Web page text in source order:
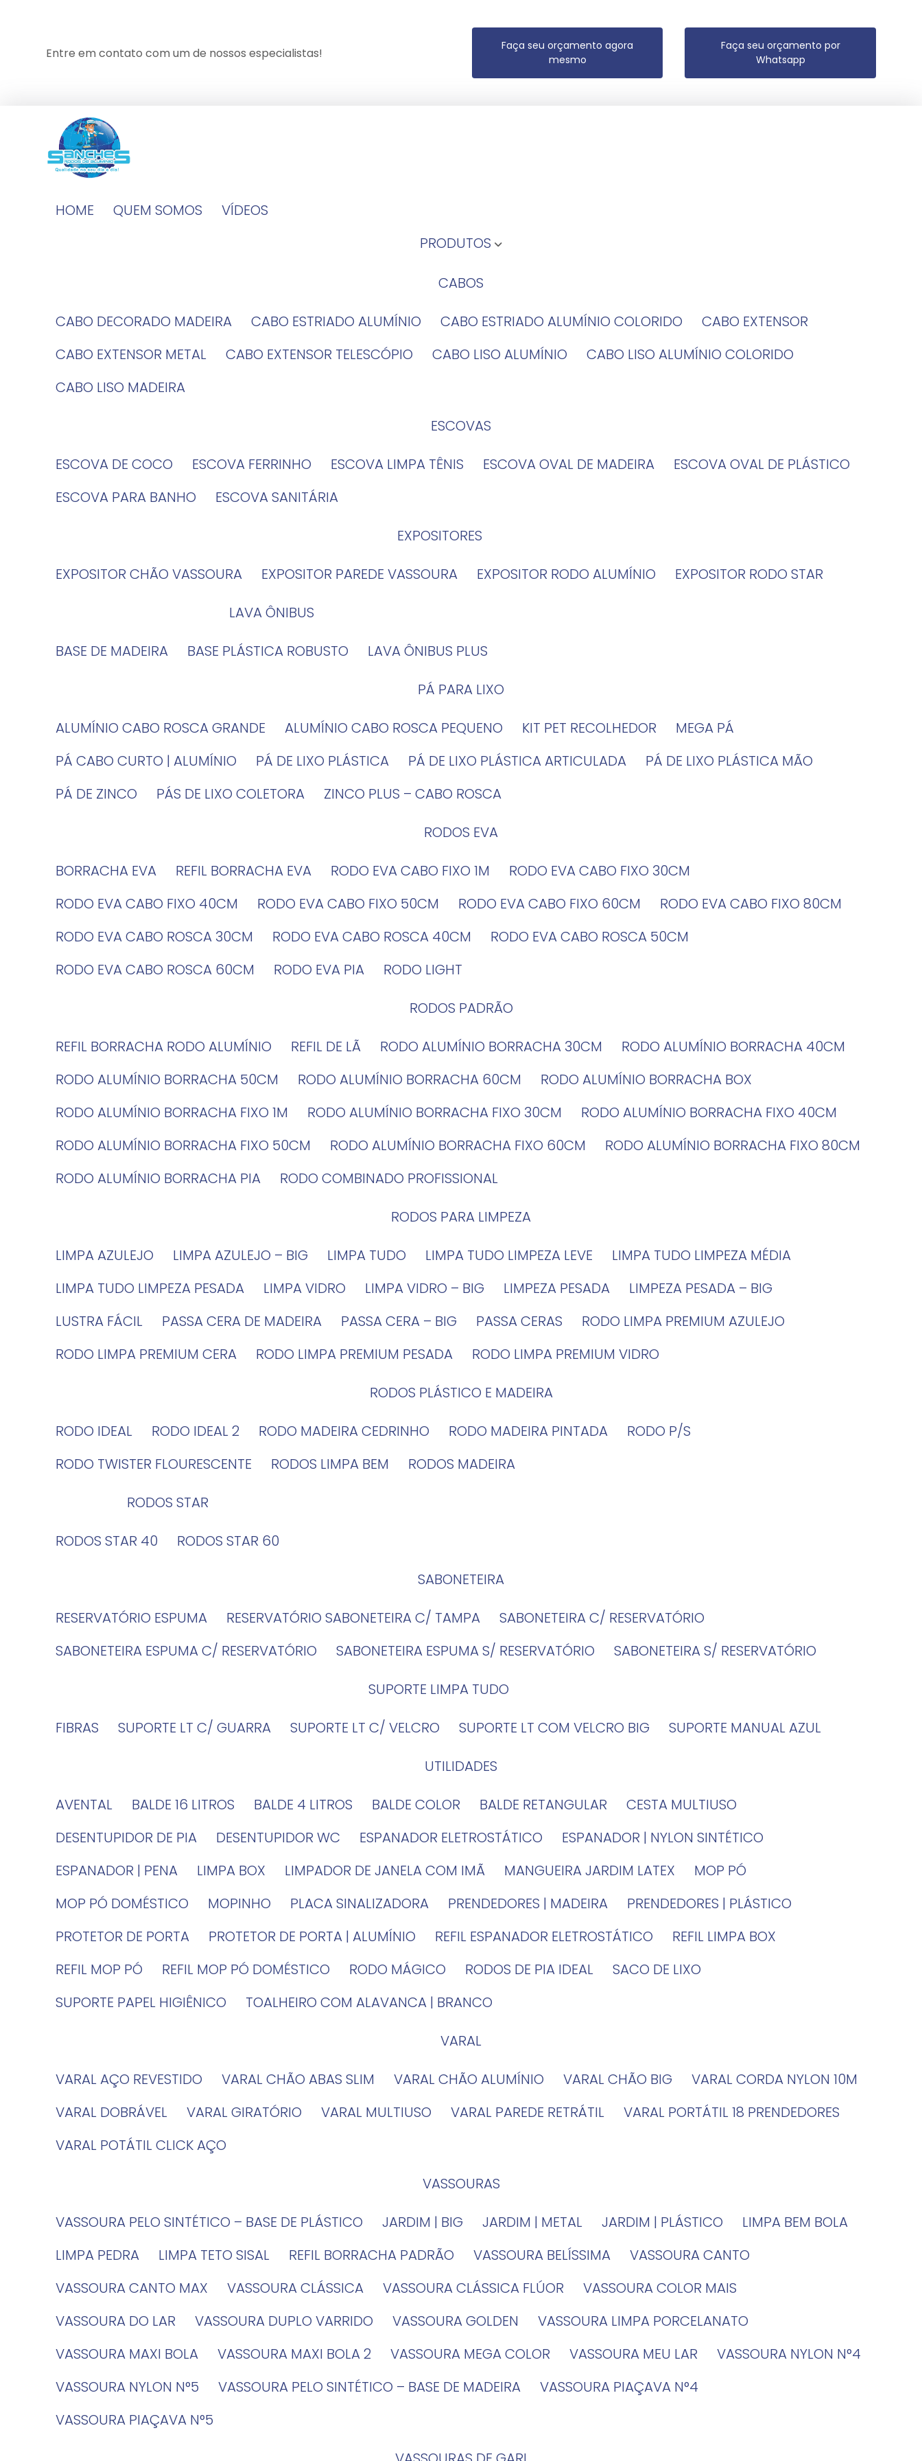
Entre em contato com um de nossos especialistas!
Faça seu orçamento agora
mesmo
Faça seu orçamento por
Whatsapp
HOME QUEM SOMOS
VÍDEOS
PRODUTOS
CABOS
CABO DECORADO MADEIRA
CABO ESTRIADO ALUMÍNIO CABO ESTRIADO ALUMÍNIO COLORIDO
CABO EXTENSOR
CABO EXTENSOR METAL
CABO EXTENSOR TELESCÓPIO CABO LISO ALUMÍNIO
CABO LISO ALUMÍNIO COLORIDO
CABO LISO MADEIRA
ESCOVAS
ESCOVA DE COCO
ESCOVA FERRINHO ESCOVA LIMPA TÊNIS ESCOVA OVAL DE MADEIRA
ESCOVA OVAL DE PLÁSTICO
ESCOVA PARA BANHO
ESCOVA SANITÁRIA
EXPOSITORES
EXPOSITOR CHÃO VASSOURA
EXPOSITOR PAREDE VASSOURA EXPOSITOR RODO ALUMÍNIO
EXPOSITOR RODO STAR
LAVA ÔNIBUS
BASE DE MADEIRA
BASE PLÁSTICA ROBUSTO
LAVA ÔNIBUS PLUS
PÁ PARA LIXO
ALUMÍNIO CABO ROSCA GRANDE
ALUMÍNIO CABO ROSCA PEQUENO KIT PET RECOLHEDOR
MEGA PÁ
PÁ CABO CURTO | ALUMÍNIO
PÁ DE LIXO PLÁSTICA PÁ DE LIXO PLÁSTICA ARTICULADA
PÁ DE LIXO PLÁSTICA MÃO
PÁ DE ZINCO
PÁS DE LIXO COLETORA
ZINCO PLUS – CABO ROSCA
RODOS EVA
BORRACHA EVA
REFIL BORRACHA EVA RODO EVA CABO FIXO 1M
RODO EVA CABO FIXO 30CM
RODO EVA CABO FIXO 40CM
RODO EVA CABO FIXO 50CM RODO EVA CABO FIXO 60CM
RODO EVA CABO FIXO 80CM
RODO EVA CABO ROSCA 30CM
RODO EVA CABO ROSCA 40CM
RODO EVA CABO ROSCA 50CM
RODO EVA CABO ROSCA 60CM
RODO EVA PIA
RODO LIGHT
RODOS PADRÃO
REFIL BORRACHA RODO ALUMÍNIO
REFIL DE LÃ RODO ALUMÍNIO BORRACHA 30CM
RODO ALUMÍNIO BORRACHA 40CM
RODO ALUMÍNIO BORRACHA 50CM
RODO ALUMÍNIO BORRACHA 60CM
RODO ALUMÍNIO BORRACHA BOX
RODO ALUMÍNIO BORRACHA FIXO 1M
RODO ALUMÍNIO BORRACHA FIXO 30CM
RODO ALUMÍNIO BORRACHA FIXO 40CM
RODO ALUMÍNIO BORRACHA FIXO 50CM
RODO ALUMÍNIO BORRACHA FIXO 60CM
RODO ALUMÍNIO BORRACHA FIXO 80CM
RODO ALUMÍNIO BORRACHA PIA
RODO COMBINADO PROFISSIONAL
RODOS PARA LIMPEZA
LIMPA AZULEJO
LIMPA AZULEJO – BIG LIMPA TUDO LIMPA TUDO LIMPEZA LEVE
LIMPA TUDO LIMPEZA MÉDIA
LIMPA TUDO LIMPEZA PESADA
LIMPA VIDRO LIMPA VIDRO – BIG LIMPEZA PESADA
LIMPEZA PESADA – BIG
LUSTRA FÁCIL
PASSA CERA DE MADEIRA PASSA CERA – BIG PASSA CERAS
RODO LIMPA PREMIUM AZULEJO
RODO LIMPA PREMIUM CERA
RODO LIMPA PREMIUM PESADA
RODO LIMPA PREMIUM VIDRO
RODOS PLÁSTICO E MADEIRA
RODO IDEAL
RODO IDEAL 2 RODO MADEIRA CEDRINHO RODO MADEIRA PINTADA
RODO P/S
RODO TWISTER FLOURESCENTE
RODOS LIMPA BEM
RODOS MADEIRA
RODOS STAR
RODOS STAR 40
RODOS STAR 60
SABONETEIRA
RESERVATÓRIO ESPUMA
RESERVATÓRIO SABONETEIRA C/ TAMPA
SABONETEIRA C/ RESERVATÓRIO
SABONETEIRA ESPUMA C/ RESERVATÓRIO
SABONETEIRA ESPUMA S/ RESERVATÓRIO
SABONETEIRA S/ RESERVATÓRIO
SUPORTE LIMPA TUDO
FIBRAS
SUPORTE LT C/ GUARRA SUPORTE LT C/ VELCRO SUPORTE LT COM VELCRO BIG
SUPORTE MANUAL AZUL
UTILIDADES
AVENTAL
BALDE 16 LITROS BALDE 4 LITROS BALDE COLOR BALDE RETANGULAR
CESTA MULTIUSO
DESENTUPIDOR DE PIA
DESENTUPIDOR WC ESPANADOR ELETROSTÁTICO
ESPANADOR | NYLON SINTÉTICO
ESPANADOR | PENA
LIMPA BOX LIMPADOR DE JANELA COM IMÃ MANGUEIRA JARDIM LATEX
MOP PÓ
MOP PÓ DOMÉSTICO
MOPINHO PLACA SINALIZADORA PRENDEDORES | MADEIRA
PRENDEDORES | PLÁSTICO
PROTETOR DE PORTA
PROTETOR DE PORTA | ALUMÍNIO REFIL ESPANADOR ELETROSTÁTICO
REFIL LIMPA BOX
REFIL MOP PÓ
REFIL MOP PÓ DOMÉSTICO RODO MÁGICO RODOS DE PIA IDEAL
SACO DE LIXO
SUPORTE PAPEL HIGIÊNICO
TOALHEIRO COM ALAVANCA | BRANCO
VARAL
VARAL AÇO REVESTIDO
VARAL CHÃO ABAS SLIM VARAL CHÃO ALUMÍNIO VARAL CHÃO BIG
VARAL CORDA NYLON 10M
VARAL DOBRÁVEL
VARAL GIRATÓRIO VARAL MULTIUSO VARAL PAREDE RETRÁTIL
VARAL PORTÁTIL 18 PRENDEDORES
VARAL POTÁTIL CLICK AÇO
VASSOURAS
VASSOURA PELO SINTÉTICO – BASE DE PLÁSTICO
JARDIM | BIG JARDIM | METAL JARDIM | PLÁSTICO
LIMPA BEM BOLA
LIMPA PEDRA
LIMPA TETO SISAL REFIL BORRACHA PADRÃO VASSOURA BELÍSSIMA
VASSOURA CANTO
VASSOURA CANTO MAX
VASSOURA CLÁSSICA VASSOURA CLÁSSICA FLÚOR
VASSOURA COLOR MAIS
VASSOURA DO LAR
VASSOURA DUPLO VARRIDO VASSOURA GOLDEN
VASSOURA LIMPA PORCELANATO
VASSOURA MAXI BOLA
VASSOURA MAXI BOLA 2 VASSOURA MEGA COLOR VASSOURA MEU LAR
VASSOURA NYLON N°4
VASSOURA NYLON N°5
VASSOURA PELO SINTÉTICO – BASE DE MADEIRA
VASSOURA PIAÇAVA N°4
VASSOURA PIAÇAVA N°5